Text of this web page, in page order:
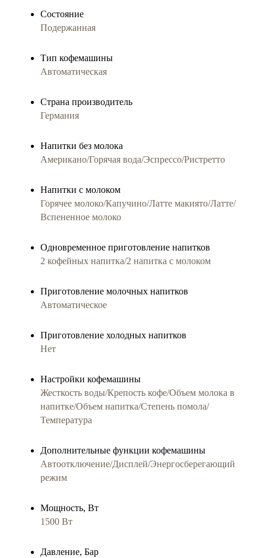
Состояние
Подержанная
Тип кофемашины
Автоматическая
Страна производитель
Германия
Напитки без молока
Американо/Горячая вода/Эспрессо/Ристретто
Напитки с молоком
Горячее молоко/Капучино/Латте макиято/Латте/
Вспененное молоко
Одновременное приготовление напитков
2 кофейных напитка/2 напитка с молоком
Приготовление молочныx напитков
Автоматическое
Приготовление холодных напитков
Нет
Настройки кофемашины
Жесткость воды/Крепость кофе/Объем молока в
напитке/Объем напитка/Степень помола/
Температура
Дополнительные функции кофемашины
Автоотключение/Дисплей/Энергосберегающий
режим
Мощность, Вт
1500 Вт
Давление, Бар